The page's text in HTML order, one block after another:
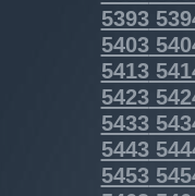
5393
5403
5413
5423
5433
5443
5453